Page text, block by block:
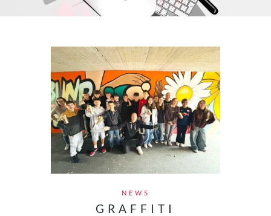
NEWS
GRAFFITI